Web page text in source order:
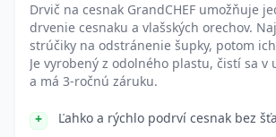
Drvič na cesnak GrandCHEF umožňuje
drvenie cesnaku a vlašských orechov.
strúčiky na odstránenie šupky, potom
Je vyrobený z odolného plastu, čistí sa v
a má 3-ročnú záruku.
Ľahko a rýchlo podrví cesnak bez